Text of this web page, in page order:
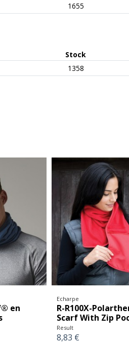
1655
Stock
1358
en
Echarpe
R-R100X-
Scarf With Zip
Result
8,83 €